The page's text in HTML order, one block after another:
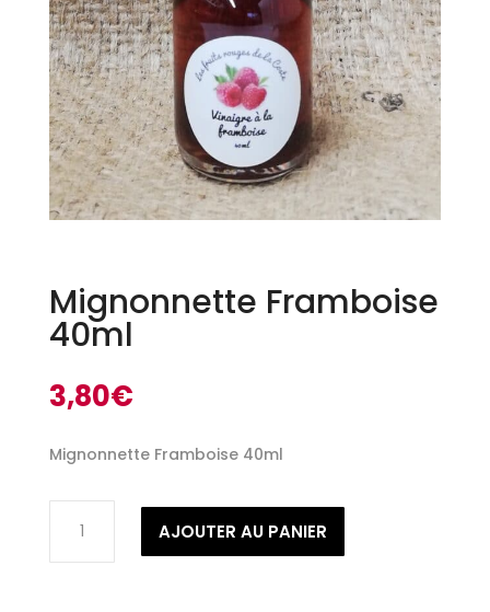
Mignonnette Framboise
40ml
3,80€
Mignonnette Framboise 40ml
Mignonnette
AJOUTER AU PANIER